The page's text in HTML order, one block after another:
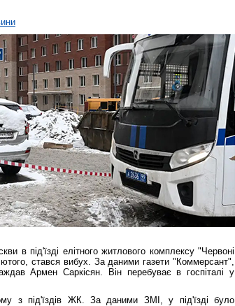
в під'їзді елітного житлового комплексу "Червоні
стався вибух. За даними газети "Коммерсант",
Армен Саркісян. Він перебуває в госпіталі у
з під'їздів ЖК. За даними ЗМІ, у під'їзді було